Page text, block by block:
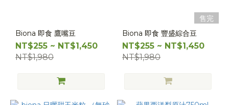
Biona 即食 鷹嘴豆
NT$255 ~ NT$1,450
NT$1,980
售完
Biona 即食 豐盛綜合豆
NT$255 ~ NT$1,450
NT$1,980